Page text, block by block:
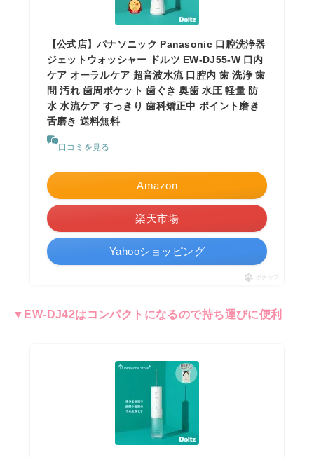
【公式店】パナソニック Panasonic 口腔洗浄器
ジェットウォッシャー ドルツ EW-DJ55-W 口内
ケア オーラルケア 超音波水流 口腔内 歯 洗浄 歯
間 汚れ 歯周ポケット 歯ぐき 奥歯 水圧 軽量 防
水 水流ケア すっきり 歯科矯正中 ポイント磨き
舌磨き 送料無料
口コミを見る
Amazon
楽天市場
Yahooショッピング
ポチップ
▼EW-DJ42はコンパクトになるので持ち運びに便利